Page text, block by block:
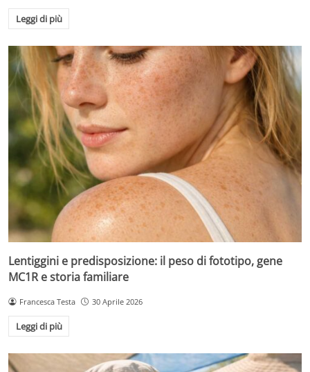
Leggi di più
Lentiggini e predisposizione: il peso di fototipo, gene
MC1R e storia familiare
Francesca Testa 30 Aprile 2026
Leggi di più